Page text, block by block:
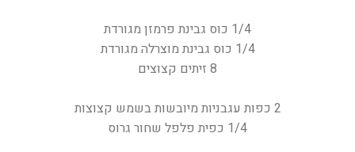
1/4 כוס גבינת פרמזן מגורדת
1/4 כוס גבינת מוצרלה מגורדת
8 זיתים קצוצים
2 כפות עגבניות מיובשות בשמש קצוצות
1/4 כפית פלפל שחור גרוס